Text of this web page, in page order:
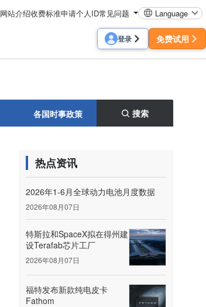
网站介绍收费标准申请个人ID常见问题 Language
登录 免费试用
各国时事政策 搜索
热点资讯
2026年1-6月全球动力电池月度数据
2026年08月07日
特斯拉和SpaceX拟在得州建
设Terafab芯片工厂
2026年08月07日
福特发布新款纯电皮卡
Fathom